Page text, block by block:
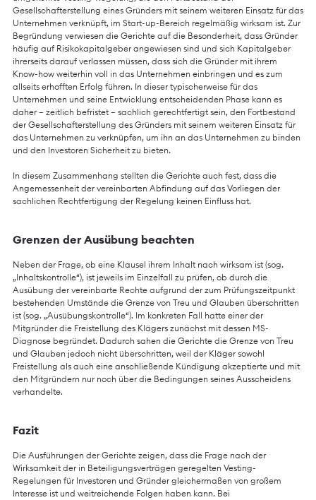
Gesellschafterstellung eines Gründers mit seinem weiteren Einsatz für das
Unternehmen verknüpft, im Start-up-Bereich regelmäßig wirksam ist. Zur
Begründung verwiesen die Gerichte auf die Besonderheit, dass Gründer
häufig auf Risikokapitalgeber angewiesen sind und sich Kapitalgeber
ihrerseits darauf verlassen müssen, dass sich die Gründer mit ihrem
Know-how weiterhin voll in das Unternehmen einbringen und es zum
allseits erhofften Erfolg führen. In dieser typischerweise für das
Unternehmen und seine Entwicklung entscheidenden Phase kann es
daher – zeitlich befristet – sachlich gerechtfertigt sein, den Fortbestand
der Gesellschafterstellung des Gründers mit seinem weiteren Einsatz für
das Unternehmen zu verknüpfen, um ihn an das Unternehmen zu binden
und den Investoren Sicherheit zu bieten.
In diesem Zusammenhang stellten die Gerichte auch fest, dass die
Angemessenheit der vereinbarten Abfindung auf das Vorliegen der
sachlichen Rechtfertigung der Regelung keinen Einfluss hat.
Grenzen der Ausübung beachten
Neben der Frage, ob eine Klausel ihrem Inhalt nach wirksam ist (sog.
„Inhaltskontrolle“), ist jeweils im Einzelfall zu prüfen, ob durch die
Ausübung der vereinbarte Rechte aufgrund der zum Prüfungszeitpunkt
bestehenden Umstände die Grenze von Treu und Glauben überschritten
ist (sog. „Ausübungskontrolle“). Im konkreten Fall hatte einer der
Mitgründer die Freistellung des Klägers zunächst mit dessen MS-
Diagnose begründet. Dadurch sahen die Gerichte die Grenze von Treu
und Glauben jedoch nicht überschritten, weil der Kläger sowohl
Freistellung als auch eine anschließende Kündigung akzeptierte und mit
den Mitgründern nur noch über die Bedingungen seines Ausscheidens
verhandelte.
Fazit
Die Ausführungen der Gerichte zeigen, dass die Frage nach der
Wirksamkeit der in Beteiligungsverträgen geregelten Vesting-
Regelungen für Investoren und Gründer gleichermaßen von großem
Interesse ist und weitreichende Folgen haben kann. Bei